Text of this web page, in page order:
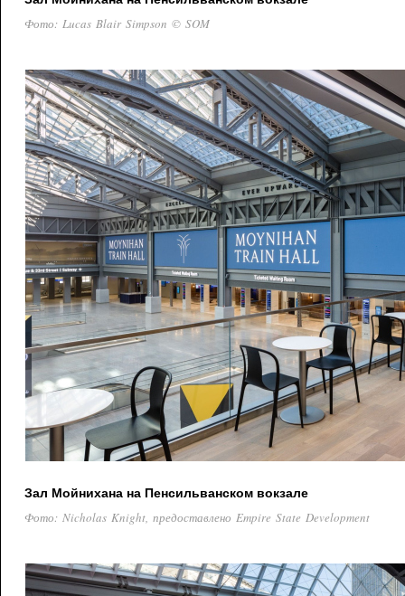
Фото: Lucas Blair Simpson © SOM
Зал Мойнихана на Пенсильванском вокзале
Фото: Nicholas Knight, предоставлено Empire State Development